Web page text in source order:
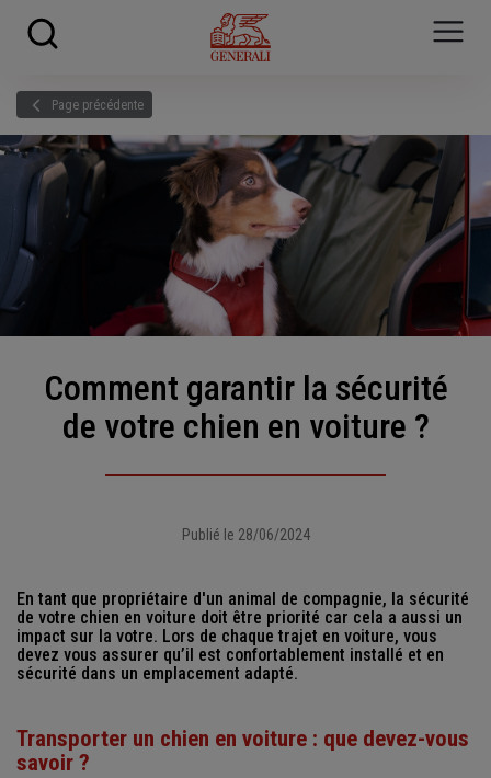
Page précédente
Comment garantir la sécurité
de votre chien en voiture ?
Publié le 28/06/2024
En tant que propriétaire d'un animal de compagnie, la sécurité
de votre chien en voiture doit être priorité car cela a aussi un
impact sur la votre. Lors de chaque trajet en voiture, vous
devez vous assurer qu’il est confortablement installé et en
sécurité dans un emplacement adapté.
Transporter un chien en voiture : que devez-vous
savoir ?